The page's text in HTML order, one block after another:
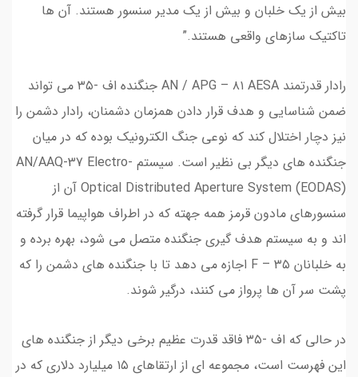
بیش از یک خلبان و بیش از یک مدیر سنسور هستند. آن ها
تاکتیک سازهای واقعی هستند.”
رادار قدرتمند AN / APG – ۸۱ AESA جنگنده اف -۳۵ می تواند
ضمن شناسایی و هدف قرار دادن همزمان دشمنان، رادار دشمن را
نیز دچار اختلال کند که نوعی جنگ الکترونیک بوده که در میان
جنگنده های دیگر بی نظیر است. سیستم AN/AAQ-37 Electro-
Optical Distributed Aperture System (EODAS) آن از
سنسورهای مادون قرمز همه جهته که در اطراف هواپیما قرار گرفته
اند و به سیستم هدف گیری جنگنده متصل می شود، بهره برده و
به خلبانان F – ۳۵ اجازه می دهد تا با جنگنده های دشمن را که
پشت سر آن ها پرواز می کنند، درگیر شوند.
در حالی که اف -۳۵ فاقد قدرت عظیم برخی دیگر از جنگنده های
این فهرست است، مجموعه ای از ارتقاهای ۱۵ میلیارد دلاری که در